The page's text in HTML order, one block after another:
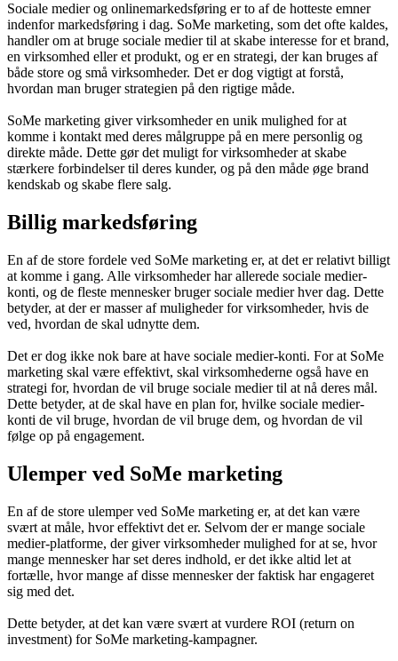
Sociale medier og onlinemarkedsføring er to af de hotteste emner
indenfor markedsføring i dag. SoMe marketing, som det ofte kaldes,
handler om at bruge sociale medier til at skabe interesse for et brand,
en virksomhed eller et produkt, og er en strategi, der kan bruges af
både store og små virksomheder. Det er dog vigtigt at forstå,
hvordan man bruger strategien på den rigtige måde.
SoMe marketing giver virksomheder en unik mulighed for at
komme i kontakt med deres målgruppe på en mere personlig og
direkte måde. Dette gør det muligt for virksomheder at skabe
stærkere forbindelser til deres kunder, og på den måde øge brand
kendskab og skabe flere salg.
Billig markedsføring
En af de store fordele ved SoMe marketing er, at det er relativt billigt
at komme i gang. Alle virksomheder har allerede sociale medier-
konti, og de fleste mennesker bruger sociale medier hver dag. Dette
betyder, at der er masser af muligheder for virksomheder, hvis de
ved, hvordan de skal udnytte dem.
Det er dog ikke nok bare at have sociale medier-konti. For at SoMe
marketing skal være effektivt, skal virksomhederne også have en
strategi for, hvordan de vil bruge sociale medier til at nå deres mål.
Dette betyder, at de skal have en plan for, hvilke sociale medier-
konti de vil bruge, hvordan de vil bruge dem, og hvordan de vil
følge op på engagement.
Ulemper ved SoMe marketing
En af de store ulemper ved SoMe marketing er, at det kan være
svært at måle, hvor effektivt det er. Selvom der er mange sociale
medier-platforme, der giver virksomheder mulighed for at se, hvor
mange mennesker har set deres indhold, er det ikke altid let at
fortælle, hvor mange af disse mennesker der faktisk har engageret
sig med det.
Dette betyder, at det kan være svært at vurdere ROI (return on
investment) for SoMe marketing-kampagner.